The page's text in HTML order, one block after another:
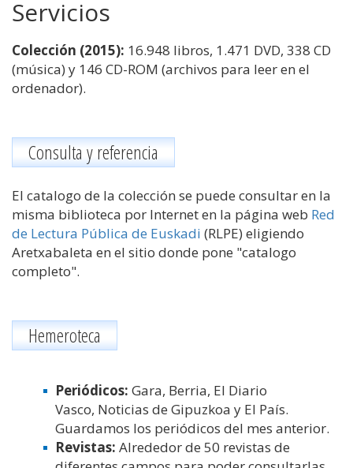
Servicios
Colección (2015): 16.948 libros, 1.471 DVD, 338 CD
(música) y 146 CD-ROM (archivos para leer en el
ordenador).
Consulta y referencia
El catalogo de la colección se puede consultar en la
misma biblioteca por Internet en la página web Red
de Lectura Pública de Euskadi (RLPE) eligiendo
Aretxabaleta en el sitio donde pone "catalogo
completo".
Hemeroteca
Periódicos: Gara, Berria, El Diario
Vasco, Noticias de Gipuzkoa y El País.
Guardamos los periódicos del mes anterior.
Revistas: Alrededor de 50 revistas de